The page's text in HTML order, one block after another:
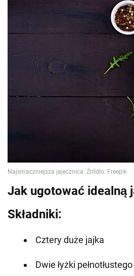
Jak ugotować idealną
Składniki:
Cztery duże jajka
Dwie łyżki